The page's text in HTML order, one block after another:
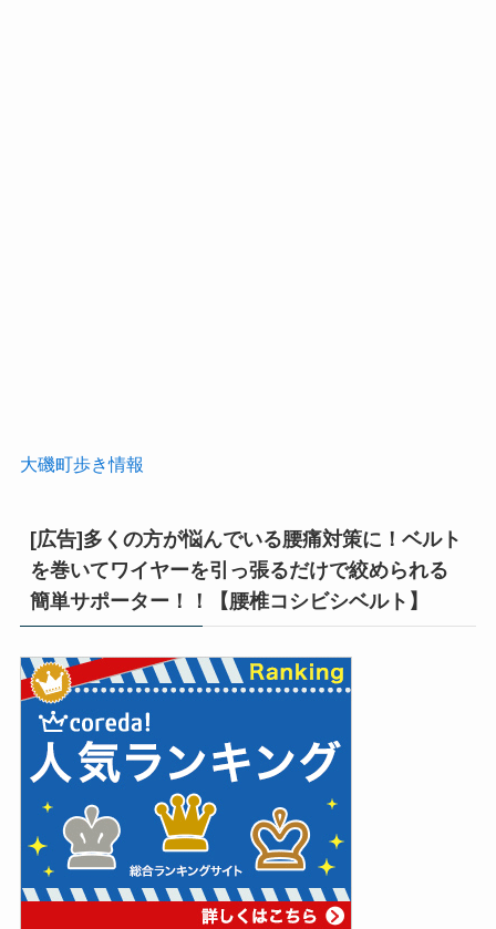
大磯町歩き情報
[広告]多くの方が悩んでいる腰痛対策に！ベルト
を巻いてワイヤーを引っ張るだけで絞められる
簡単サポーター！！【腰椎コシビシベルト】